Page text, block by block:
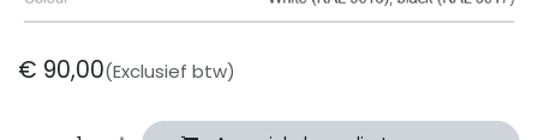
€ 90,00(Exclusief btw)